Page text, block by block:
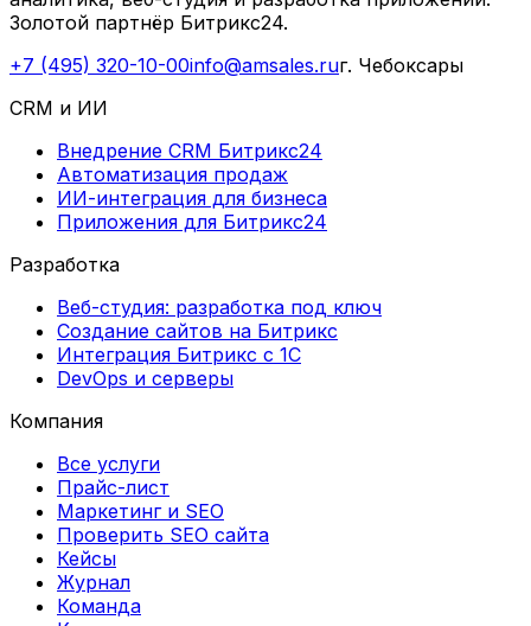
Золотой партнёр Битрикс24.
+7 (495) 320-10-00info@amsales.ruг. Чебоксары
CRM и ИИ
Внедрение CRM Битрикс24
Автоматизация продаж
ИИ-интеграция для бизнеса
Приложения для Битрикс24
Разработка
Веб-студия: разработка под ключ
Создание сайтов на Битрикс
Интеграция Битрикс с 1С
DevOps и серверы
Компания
Все услуги
Прайс-лист
Маркетинг и SEO
Проверить SEO сайта
Кейсы
Журнал
Команда